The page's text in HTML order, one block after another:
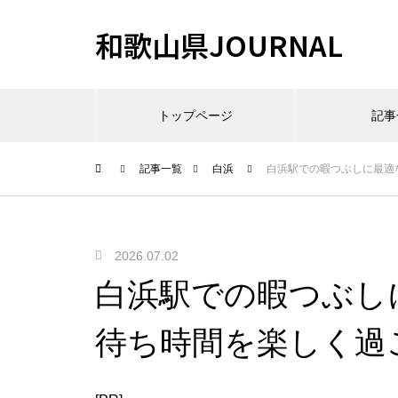
和歌山県JOURNAL
トップページ 記
記事一覧 白浜 白浜駅での暇つぶしに最
2026.07.02
白浜駅での暇つぶ
待ち時間を楽しく過